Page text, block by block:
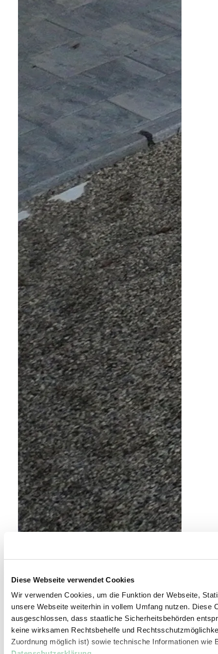
Diese Webseite verwendet Cookies
Wir verwenden Cookies, um die Funktion der Webseite,
unsere Webseite weiterhin in vollem Umfang nutzen.
ausgeschlossen, dass staatliche Sicherheitsbehörden
keine wirksamen Rechtsbehelfe und
Zuordnung möglich ist) sowie technische Informationen
©
EGINO-Premium Hotel, Restaurant & Bar